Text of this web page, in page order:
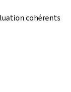
cohérents